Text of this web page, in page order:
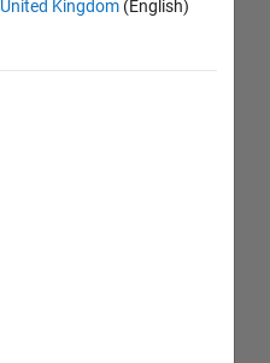
United Kingdom(English)